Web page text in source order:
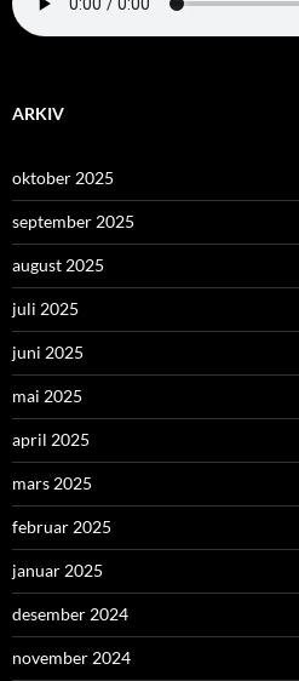
ARKIV
oktober 2025
september 2025
august 2025
juli 2025
juni 2025
mai 2025
april 2025
mars 2025
februar 2025
januar 2025
desember 2024
november 2024